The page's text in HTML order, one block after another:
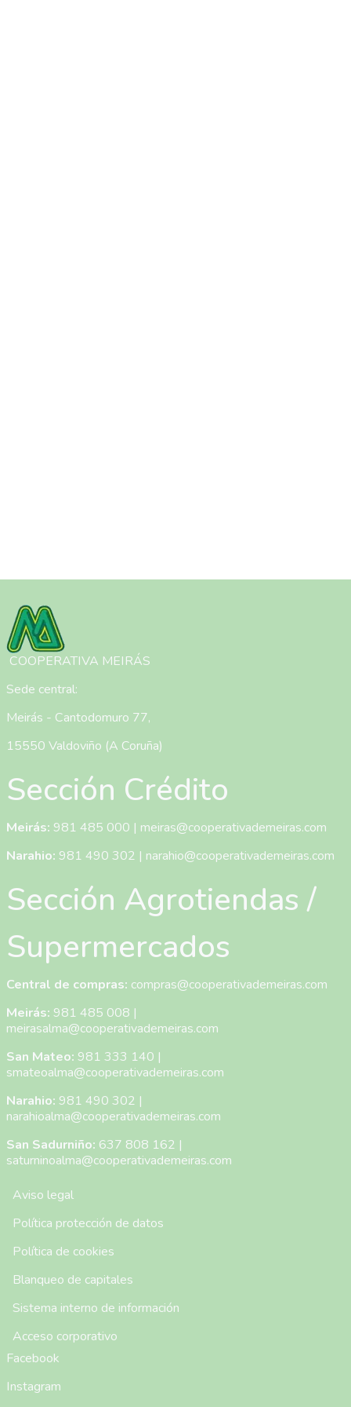
Imagen
COOPERATIVA MEIRÁS
Sede central:
Meirás - Cantodomuro 77,
15550 Valdoviño (A Coruña)
Sección Crédito
Meirás: 981 485 000 | meiras@cooperativademeiras.com
Narahio: 981 490 302 | narahio@cooperativademeiras.com
Sección Agrotiendas /
Supermercados
Central de compras: compras@cooperativademeiras.com
Meirás: 981 485 008 |
meirasalma@cooperativademeiras.com
San Mateo: 981 333 140 |
smateoalma@cooperativademeiras.com
Narahio: 981 490 302 |
narahioalma@cooperativademeiras.com
San Sadurniño: 637 808 162 |
saturninoalma@cooperativademeiras.com
Menú Pie de Página
Aviso legal
Política protección de datos
Política de cookies
Blanqueo de capitales
Sistema interno de información
Acceso corporativo
Facebook
Instagram